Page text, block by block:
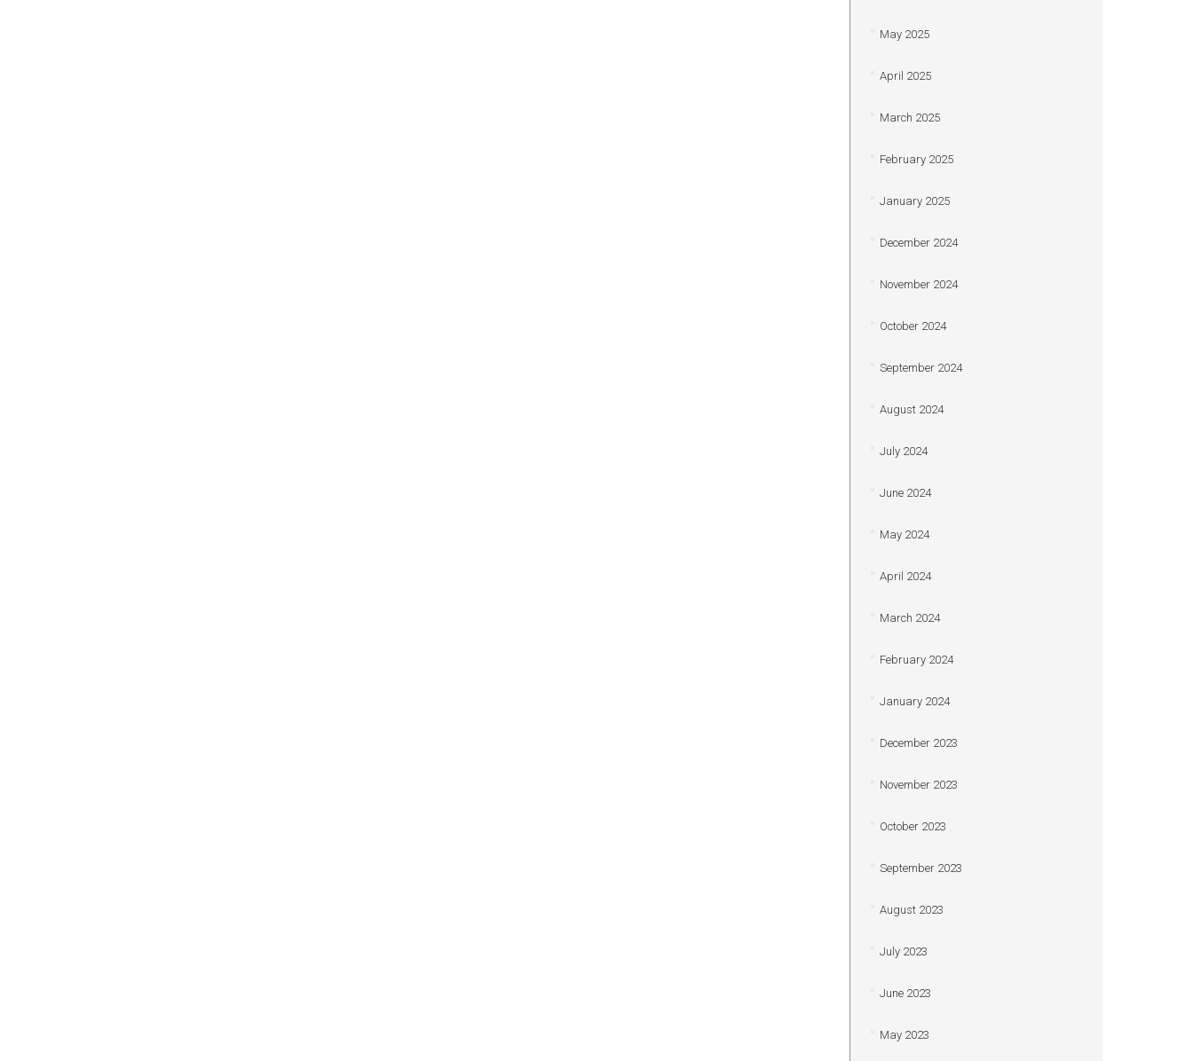
May 2025
April 2025
March 2025
February 2025
January 2025
December 2024
November 2024
October 2024
September 2024
August 2024
July 2024
June 2024
May 2024
April 2024
March 2024
February 2024
January 2024
December 2023
November 2023
October 2023
September 2023
August 2023
July 2023
June 2023
May 2023